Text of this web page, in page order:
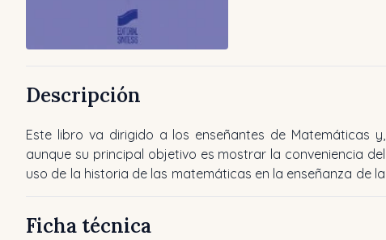
Descripción
Este libro va dirigido a los enseñantes de Matemáticas y,
aunque su principal objetivo es mostrar la conveniencia del
uso de la historia de las matemáticas en la enseñanza de la
misma, subyace ahí la necesidad de una seria reflexión
sobre el sentido que pueda tener esta ciencia en la
Ficha técnica